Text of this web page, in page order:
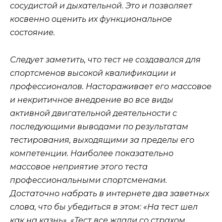
сосудистой и дыхательной. Это и позволяет
косвенно оценить их функциональное
состояние.
Следует заметить, что тест не создавался для
спортсменов высокой квалификации и
профессионалов. Настораживает его массовое
и некритичное внедрение во все виды
активной двигательной деятельности с
последующими выводами по результатам
тестирования, выходящими за пределы его
компетенции. Наиболее показательно
массовое неприятие этого теста
профессиональными спортсменами.
Достаточно набрать в интернете два заветных
слова, что бы убедиться в этом: «На тест шел
как на казнь», «Тест все ждали со страхом,